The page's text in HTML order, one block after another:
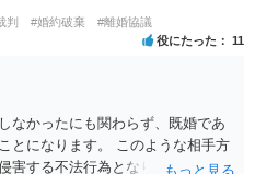
判 #婚約破棄 #離婚協議
役にたった 11
なかったにも関わらず、既婚であ
とになります。 このような相手方
害する不法行為となりますので、